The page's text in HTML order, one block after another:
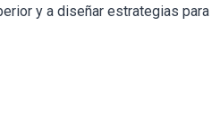
y a diseñar estrategias para